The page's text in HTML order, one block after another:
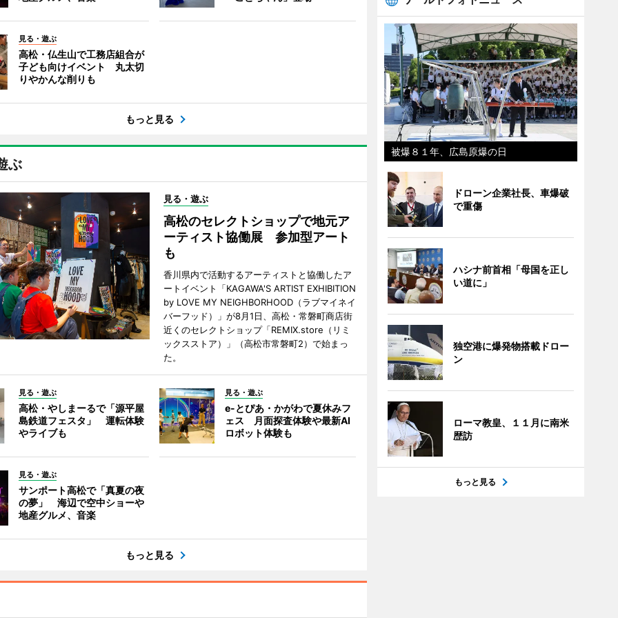
見る・遊ぶ
高松・仏生山で工務店組合が
子ども向けイベント 丸太切
りやかんな削りも
もっと見る
ぶ
見る・遊ぶ
高松のセレクトショップで地元ア
ーティスト協働展 参加型アート
も
香川県内で活動するアーティストと協働したア
ートイベント「KAGAWA'S ARTIST EXHIBITION
by LOVE MY NEIGHBORHOOD（ラブマイネイ
バーフッド）」が8月1日、高松・常磐町商店街
近くのセレクトショップ「REMIX.store（リミ
ックスストア）」（高松市常磐町2）で始まっ
た。
見る・遊ぶ
高松・やしまーるで「源平屋
島鉄道フェスタ」 運転体験
やライブも
見る・遊ぶ
e-とぴあ・かがわで夏休みフ
ェス 月面探査体験や最新AI
ロボット体験も
見る・遊ぶ
サンポート高松で「真夏の夜
の夢」 海辺で空中ショーや
地産グルメ、音楽
もっと見る
被爆８１年、広島原爆の日
ドローン企業社長、車爆破
で重傷
ハシナ前首相「母国を正し
い道に」
独空港に爆発物搭載ドロー
ン
ローマ教皇、１１月に南米
歴訪
もっと見る